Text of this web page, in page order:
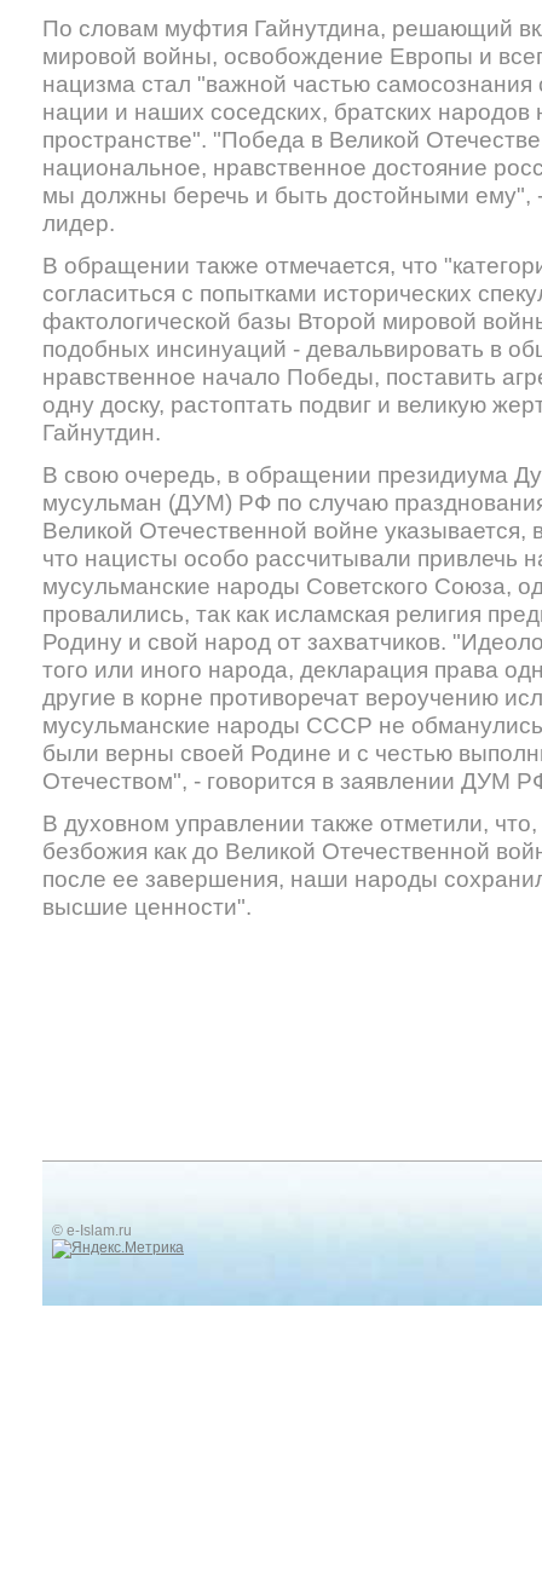
По словам муфтия Гайнутдина, решающий
мировой войны, освобождение Европы и
нацизма стал "важной частью
нации и наших соседских, братских народов
пространстве". "Победа в Великой
национальное, нравственное достояние
мы должны беречь и быть достойными ему",
лидер.
В обращении также отмечается, что
согласиться с попытками исторических
фактологической базы Второй мировой
подобных инсинуаций - девальвировать в
нравственное начало Победы, поставить
одну доску, растоптать подвиг и великую
Гайнутдин.
В свою очередь, в обращении президиума
мусульман (ДУМ) РФ по случаю
Великой Отечественной войне указывается,
что нацисты особо рассчитывали привлечь
мусульманские народы Советского Союза,
провалились, так как исламская религия
Родину и свой народ от захватчиков.
того или иного народа, декларация права
другие в корне противоречат вероучению
мусульманские народы СССР не
были верны своей Родине и с честью
Отечеством", - говорится в заявлении ДУМ
В духовном управлении также отметили,
безбожия как до Великой Отечественной
после ее завершения, наши народы
высшие ценности".
© e-Islam.ru